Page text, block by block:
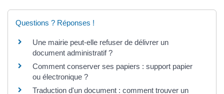
Questions ? Réponses !
Une mairie peut-elle refuser de délivrer un
document administratif ?
Comment conserver ses papiers : support papier
ou électronique ?
Traduction d'un document : comment trouver un